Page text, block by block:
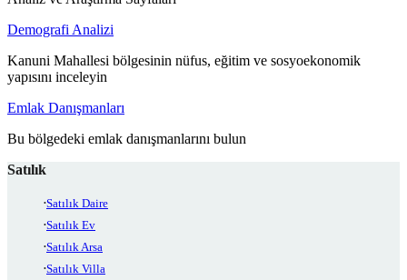
Demografi Analizi
Kanuni Mahallesi bölgesinin nüfus, eğitim ve sosyoekonomik
yapısını inceleyin
Emlak Danışmanları
Bu bölgedeki emlak danışmanlarını bulun
Satılık
Satılık Daire
Satılık Ev
Satılık Arsa
Satılık Villa